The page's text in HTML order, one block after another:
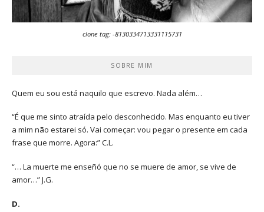
clone tag: -8130334713331115731
SOBRE MIM
Quem eu sou está naquilo que escrevo. Nada além…
“É que me sinto atraída pelo desconhecido. Mas enquanto eu tiver
a mim não estarei só. Vai começar: vou pegar o presente em cada
frase que morre. Agora:” C.L.
“… La muerte me enseñó que no se muere de amor, se vive de
amor…” J.G.
D.